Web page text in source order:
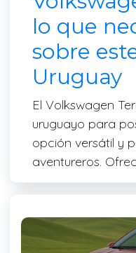
lo que
sobre
Uruguay
El Volkswagen
uruguayo para
opción versátil y
aventureros.